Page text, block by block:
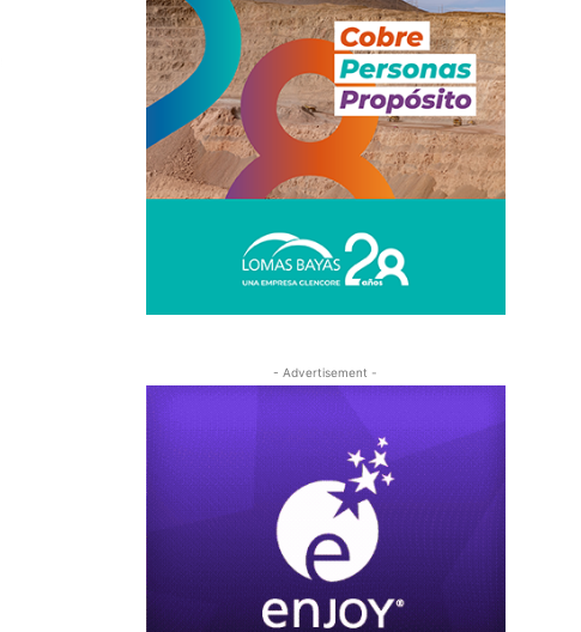
- Advertisement -